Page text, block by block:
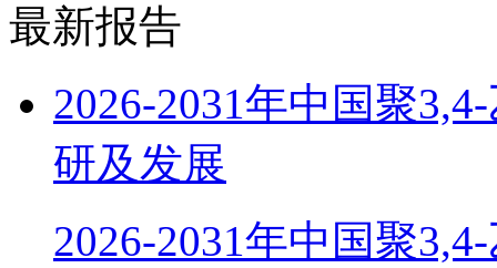
最新报告
2026-2031年中国聚
研及发展
2026-2031年中国聚